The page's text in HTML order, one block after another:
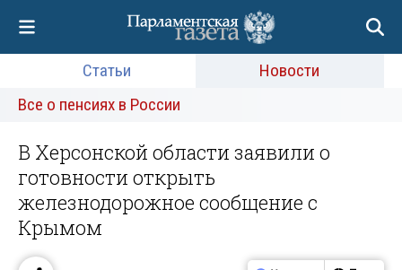
Статьи
Новости
Все о пенсиях в России
В Херсонской области заявили о
готовности открыть
железнодорожное сообщение с
Крымом